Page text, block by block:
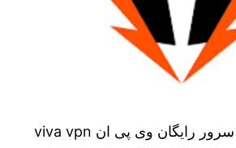
آموزش‌ اتصال به سرور رایگان وی پی ان viva vpn